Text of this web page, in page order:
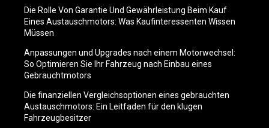
Die Rolle Von Garantie Und Gewährleistung Beim Kauf
Eines Austauschmotors: Was Kaufinteressenten Wissen
Müssen
Anpassungen und Upgrades nach einem Motorwechsel:
So Optimieren Sie Ihr Fahrzeug nach Einbau eines
Gebrauchtmotors
Die finanziellen Vergleichsoptionen eines gebrauchten
Austauschmotors: Ein Leitfaden für den klugen
Fahrzeugbesitzer